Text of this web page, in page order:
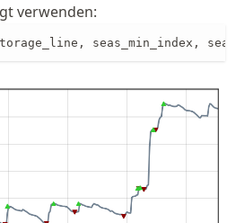
verwenden:
seas_min_index,